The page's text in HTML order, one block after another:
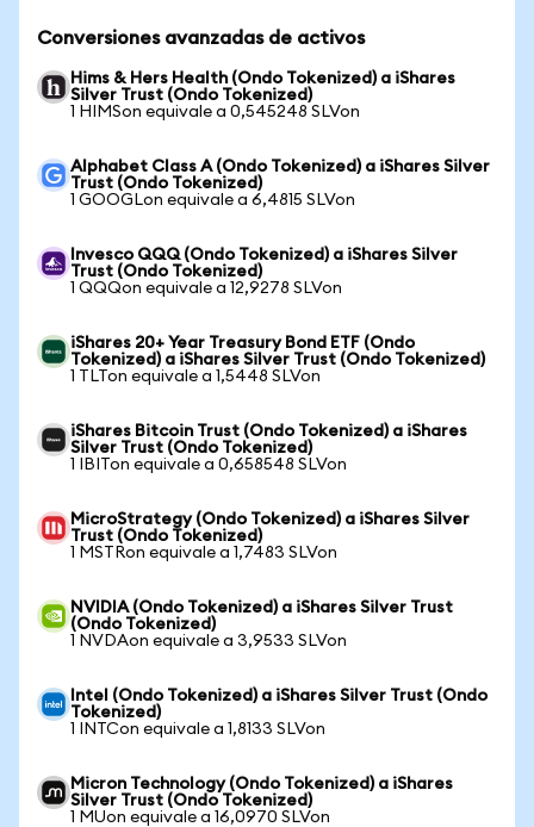
Conversiones avanzadas de activos
Hims & Hers Health (Ondo Tokenized) a iShares
Silver Trust (Ondo Tokenized)
1 HIMSon equivale a 0,545248 SLVon
Alphabet Class A (Ondo Tokenized) a iShares Silver
Trust (Ondo Tokenized)
1 GOOGLon equivale a 6,4815 SLVon
Invesco QQQ (Ondo Tokenized) a iShares Silver
Trust (Ondo Tokenized)
1 QQQon equivale a 12,9278 SLVon
iShares 20+ Year Treasury Bond ETF (Ondo
Tokenized) a iShares Silver Trust (Ondo Tokenized)
1 TLTon equivale a 1,5448 SLVon
iShares Bitcoin Trust (Ondo Tokenized) a iShares
Silver Trust (Ondo Tokenized)
1 IBITon equivale a 0,658548 SLVon
MicroStrategy (Ondo Tokenized) a iShares Silver
Trust (Ondo Tokenized)
1 MSTRon equivale a 1,7483 SLVon
NVIDIA (Ondo Tokenized) a iShares Silver Trust
(Ondo Tokenized)
1 NVDAon equivale a 3,9533 SLVon
Intel (Ondo Tokenized) a iShares Silver Trust (Ondo
Tokenized)
1 INTCon equivale a 1,8133 SLVon
Micron Technology (Ondo Tokenized) a iShares
Silver Trust (Ondo Tokenized)
1 MUon equivale a 16,0970 SLVon